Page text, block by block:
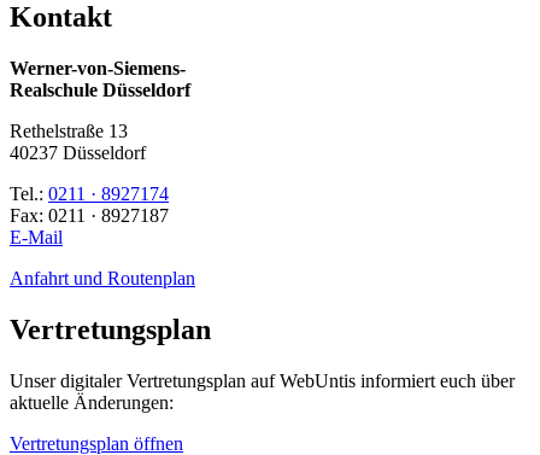
Kontakt
Werner-von-Siemens-
Realschule Düsseldorf
Rethelstraße 13
40237 Düsseldorf
Tel.: 0211 · 8927174
Fax: 0211 · 8927187
E-Mail
Anfahrt und Routenplan
Vertretungsplan
Unser digitaler Vertretungsplan auf WebUntis informiert euch über
aktuelle Änderungen:
Vertretungsplan öffnen